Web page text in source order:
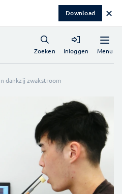
Download ✕
Menu
Zoeken Inloggen
dankzij zwakstroom